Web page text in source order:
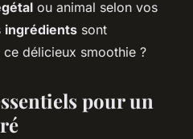
ou animal selon vos
ingrédients sont
délicieux smoothie ?
pour un